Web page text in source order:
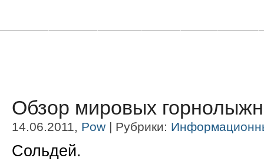
Обзор мировых
14.06.2011, Pow | Рубрики:
Сольдей.